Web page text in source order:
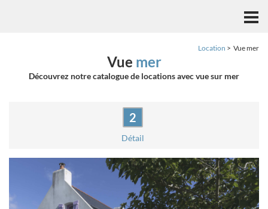
Location Vue mer
Vue mer
Découvrez notre catalogue de locations avec vue sur mer
Détail